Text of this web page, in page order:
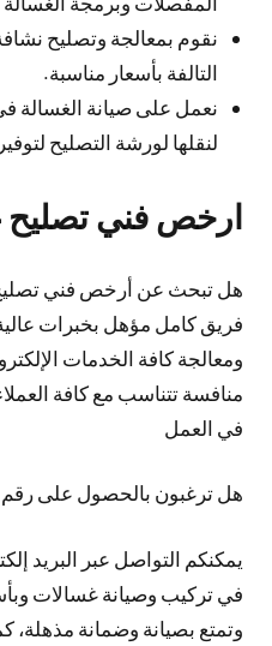
نقوم بمعالجة وتصليح
التالفة بأسعار مناسبة.
نعمل على صيانة الغسالة
لنقلها لورشة التصليح
ارخص فني
هل تبحث عن أرخص فني
فريق كامل مؤهل بخبرات
ومعالجة كافة الخدمات
منافسة تتناسب مع كافة
في العمل
هل ترغبون بالحصول على
يمكنكم التواصل عبر البريد
في تركيب وصيانة غسالات
وتمتع بصيانة وضمانة مذهلة،